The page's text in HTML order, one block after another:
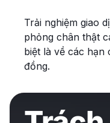
Trải nghiệm giao
phỏng chân thật
biệt là về các hạn
đồng.